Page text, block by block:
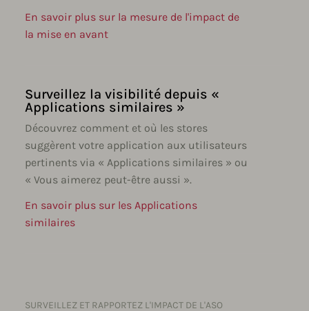
En savoir plus sur la mesure de l'impact de
la mise en avant
Surveillez la visibilité depuis «
Applications similaires »
Découvrez comment et où les stores
suggèrent votre application aux utilisateurs
pertinents via « Applications similaires » ou
« Vous aimerez peut-être aussi ».
En savoir plus sur les Applications
similaires
SURVEILLEZ ET RAPPORTEZ L'IMPACT DE L'ASO